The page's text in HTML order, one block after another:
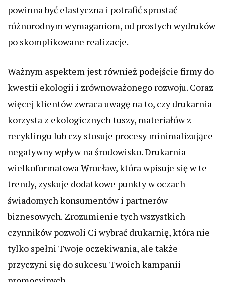
powinna być elastyczna i potrafić sprostać
różnorodnym wymaganiom, od prostych wydruków
po skomplikowane realizacje.
Ważnym aspektem jest również podejście firmy do
kwestii ekologii i zrównoważonego rozwoju. Coraz
więcej klientów zwraca uwagę na to, czy drukarnia
korzysta z ekologicznych tuszy, materiałów z
recyklingu lub czy stosuje procesy minimalizujące
negatywny wpływ na środowisko. Drukarnia
wielkoformatowa Wrocław, która wpisuje się w te
trendy, zyskuje dodatkowe punkty w oczach
świadomych konsumentów i partnerów
biznesowych. Zrozumienie tych wszystkich
czynników pozwoli Ci wybrać drukarnię, która nie
tylko spełni Twoje oczekiwania, ale także
przyczyni się do sukcesu Twoich kampanii